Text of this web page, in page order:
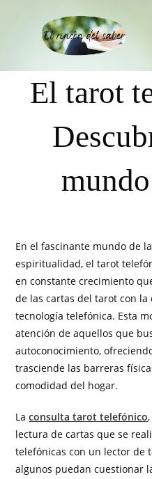
El tarot
En el fascinante mundo de
espiritualidad, el tarot
en constante crecimiento
de las cartas del tarot con
tecnología telefónica. Esta
atención de aquellos que
autoconocimiento,
trasciende las barreras
comodidad del hogar.
Laconsulta tarot telefónico
lectura de cartas que se
telefónicas con un lector de
algunos puedan cuestionar